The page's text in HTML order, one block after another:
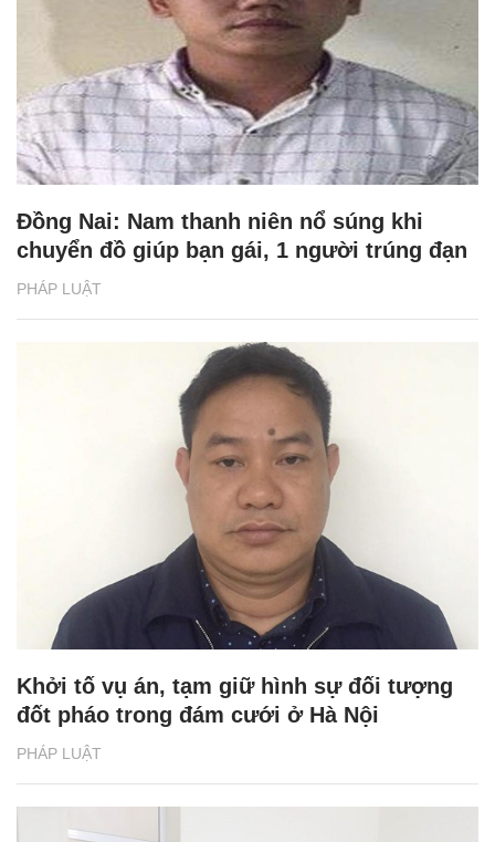
PHÁP LUẬT
Đồng Nai: Nam thanh niên nổ súng khi
chuyển đồ giúp bạn gái, 1 người trúng đạn
PHÁP LUẬT
Khởi tố vụ án, tạm giữ hình sự đối tượng
đốt pháo trong đám cưới ở Hà Nội